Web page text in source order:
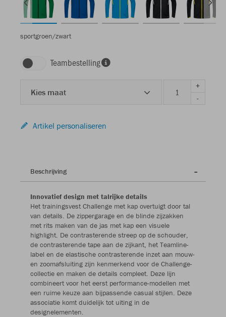
sportgroen/zwart
Teambestelling
Kies maat
+
-
Artikel personaliseren
Beschrijving
Innovatief design met talrijke details
Het trainingsvest Challenge met kap overtuigt door tal
van details. De zippergarage en de blinde zijzakken
met rits maken van de jas met kap een visuele
highlight. De contrasterende streep op de schouder,
de contrasterende tape aan de zijkant, het Teamline-
label en de elastische contrasterende inzet aan mouw-
en zoomafsluiting zijn kenmerkend voor de Challenge-
collectie en maken de details compleet. Deze lijn
combineert voor het eerst performance-modellen met
een ruime keuze aan bijpassende casual stijlen. Deze
associatie komt duidelijk tot uiting in de
designelementen.